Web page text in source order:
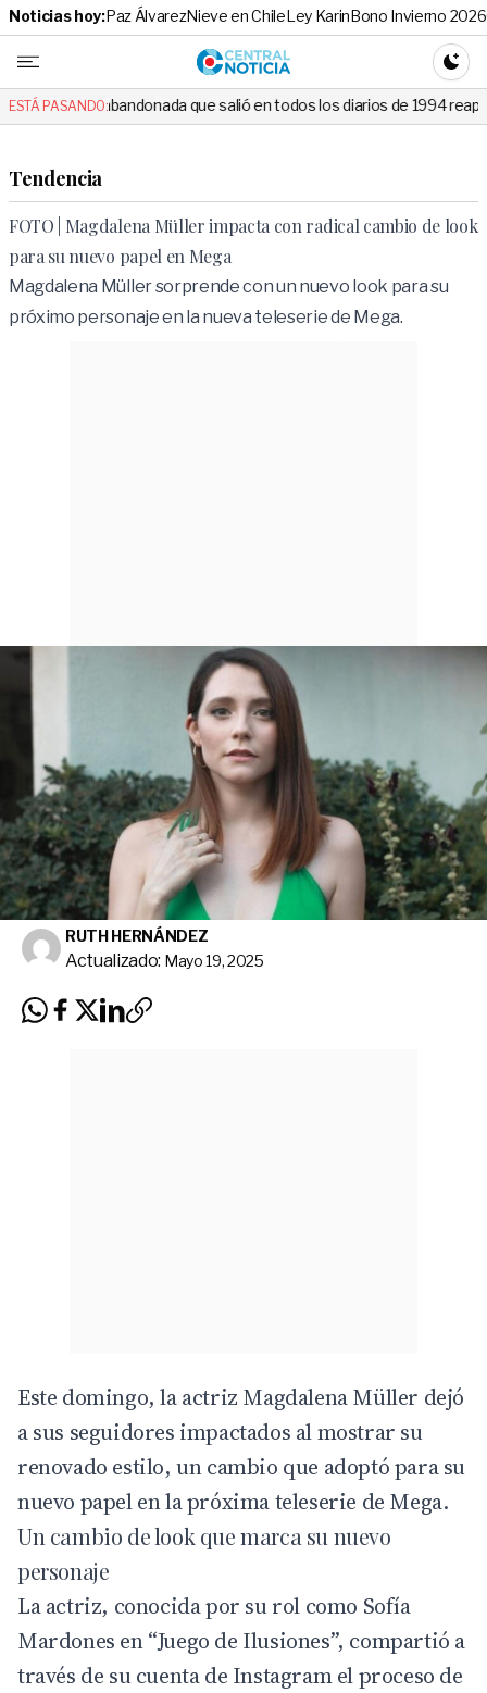
Noticias hoy:Paz ÁlvarezNieve en ChileLey KarinBono Invierno 2026
Central
ESTÁ PASANDO:que salió en todos los diarios de 1994 reapareció e hizo
Tendencia
FOTO | Magdalena Müller impacta con radical cambio de look
para su nuevo papel en Mega
Magdalena Müller sorprende con un nuevo look para su
próximo personaje en la nueva teleserie de Mega.
RUTH HERNÁNDEZ
Actualizado: Mayo 19, 2025
Este domingo, la actriz Magdalena Müller dejó
a sus seguidores impactados al mostrar su
renovado estilo, un cambio que adoptó para su
nuevo papel en la próxima teleserie de Mega.
Un cambio de look que marca su nuevo
personaje
La actriz, conocida por su rol como Sofía
Mardones en “Juego de Ilusiones”, compartió a
través de su cuenta de Instagram el proceso de